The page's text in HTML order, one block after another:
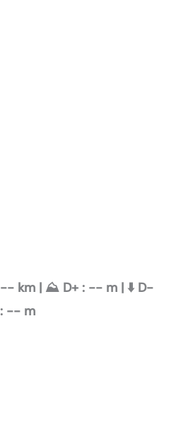
--km | ⛰️ D+ : --m | ⬇️ D-
: -- m